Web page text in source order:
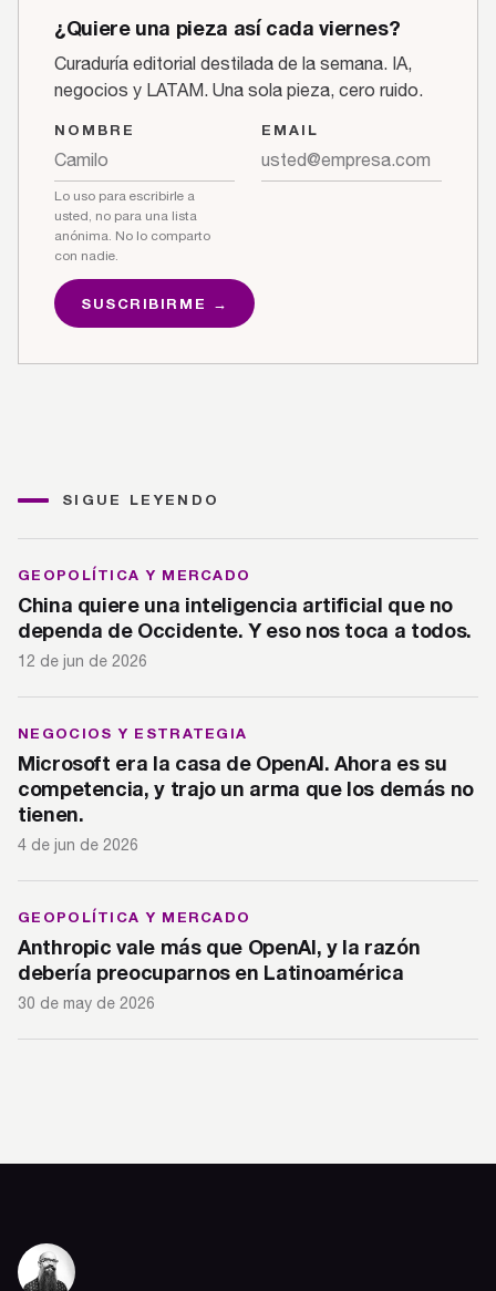
¿Quiere una pieza así cada viernes?
Curaduría editorial destilada de la semana. IA,
negocios y LATAM. Una sola pieza, cero ruido.
NOMBRE
Lo uso para escribirle a
usted, no para una lista
anónima. No lo comparto
con nadie.
EMAIL
SUSCRIBIRME →
SIGUE LEYENDO
GEOPOLÍTICA Y MERCADO
China quiere una inteligencia artificial que no
dependa de Occidente. Y eso nos toca a todos.
12 de jun de 2026
NEGOCIOS Y ESTRATEGIA
Microsoft era la casa de OpenAI. Ahora es su
competencia, y trajo un arma que los demás no
tienen.
4 de jun de 2026
GEOPOLÍTICA Y MERCADO
Anthropic vale más que OpenAI, y la razón
debería preocuparnos en Latinoamérica
30 de may de 2026